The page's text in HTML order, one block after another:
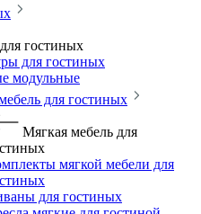
гостиных
для гостиных
модульные
для гостиных
Мягкая мебель для
мягкой мебели для
для гостиных